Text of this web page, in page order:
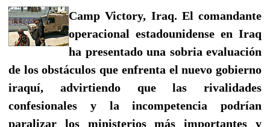
Camp Victory, Iraq. El comandante
operacional estadounidense en Iraq
ha presentado una sobria evaluación
de los obstáculos que enfrenta el nuevo gobierno
iraquí, advirtiendo que las rivalidades
confesionales y la incompetencia podrían
paralizar los ministerios más importantes y